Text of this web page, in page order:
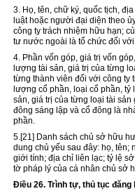
3. Họ, tên, chữ ký, quốc tịch,
luật hoặc người đại diện theo
công ty trách nhiệm hữu hạn;
tư nước ngoài là tổ chức đối
4. Phần vốn góp, giá trị vốn
lượng tài sản, giá trị của từng
từng thành viên đối với công ty
lượng cổ phần, loại cổ phần,
sản, giá trị của từng loại tài
đông sáng lập và cổ đông là
phần.
5.[21] Danh sách chủ sở hữu
dung chủ yếu sau đây: họ, tên;
giới tính; địa chỉ liên lạc; tỷ lệ
tờ pháp lý của cá nhân chủ sở
Điều 26. Trình tự, thủ tục đăng